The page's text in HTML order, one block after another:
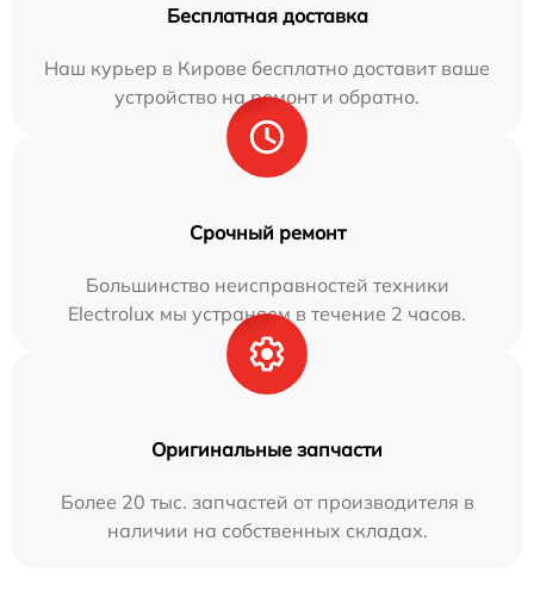
Бесплатная доставка
Наш курьер в Кирове бесплатно доставит ваше
устройство на ремонт и обратно.
Срочный ремонт
Большинство неисправностей техники
Electrolux мы устраняем в течение 2 часов.
Оригинальные запчасти
Более 20 тыс. запчастей от производителя в
наличии на собственных складах.